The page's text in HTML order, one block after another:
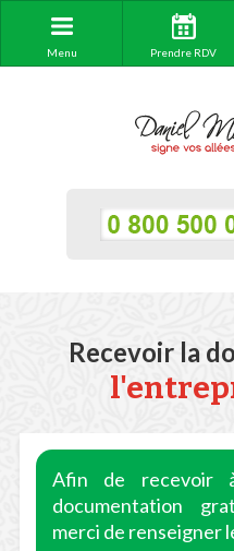
Menu Prendre RDV
Recevoir la
Afin de recevoir
documentation
merci de renseigner